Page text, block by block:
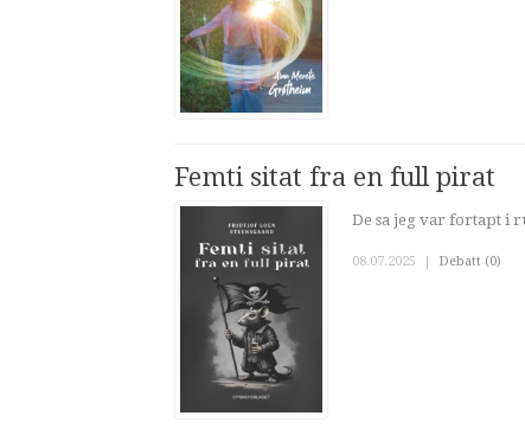
Femti sitat fra en full pirat
De sa jeg var fortapt i
08.07.2025 | Debatt (0)